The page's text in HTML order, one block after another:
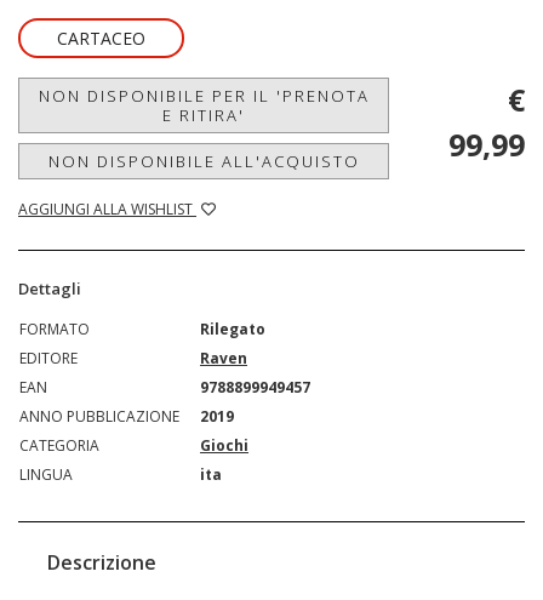
CARTACEO
NON DISPONIBILE PER IL 'PRENOTA
E RITIRA'
NON DISPONIBILE ALL'ACQUISTO
AGGIUNGI ALLA WISHLIST
€
99,99
Dettagli
FORMATO
Rilegato
EDITORE
Raven
EAN
9788899949457
ANNO PUBBLICAZIONE
2019
CATEGORIA
Giochi
LINGUA
ita
Descrizione